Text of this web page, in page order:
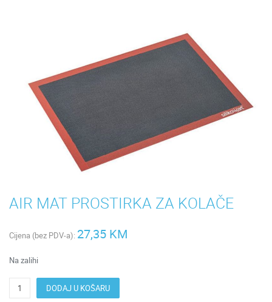
AIR MAT PROSTIRKA ZA KOLAČE
Cijena (bez PDV-a): 27,35 KM
Na zalihi
DODAJ U KOŠARU